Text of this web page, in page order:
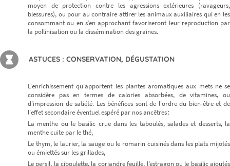
moyen de protection contre les agressions extérieures (ravageurs,
blessures), ou pour au contraire attirer les animaux auxiliaires qui en les
consommant ou en s’en approchant favoriseront leur reproduction par
la pollinisation ou la dissémination des graines.
ASTUCES : CONSERVATION, DÉGUSTATION
L'enrichissement qu'apportent les plantes aromatiques aux mets ne se
considère pas en termes de calories absorbées, de vitamines, ou
d'impression de satiété. Les bénéfices sont de l'ordre du bien-être et de
l'effet secondaire éventuel espéré par nos ancêtres :
La menthe ou le basilic crue dans les taboulés, salades et desserts, la
menthe cuite par le thé,
Le thym, le laurier, la sauge ou le romarin cuisinés dans les plats mijotés
ou émiettés sur les grillades,
Le persil, la ciboulette, la coriandre feuille, l’estragon ou le basilic ajoutés